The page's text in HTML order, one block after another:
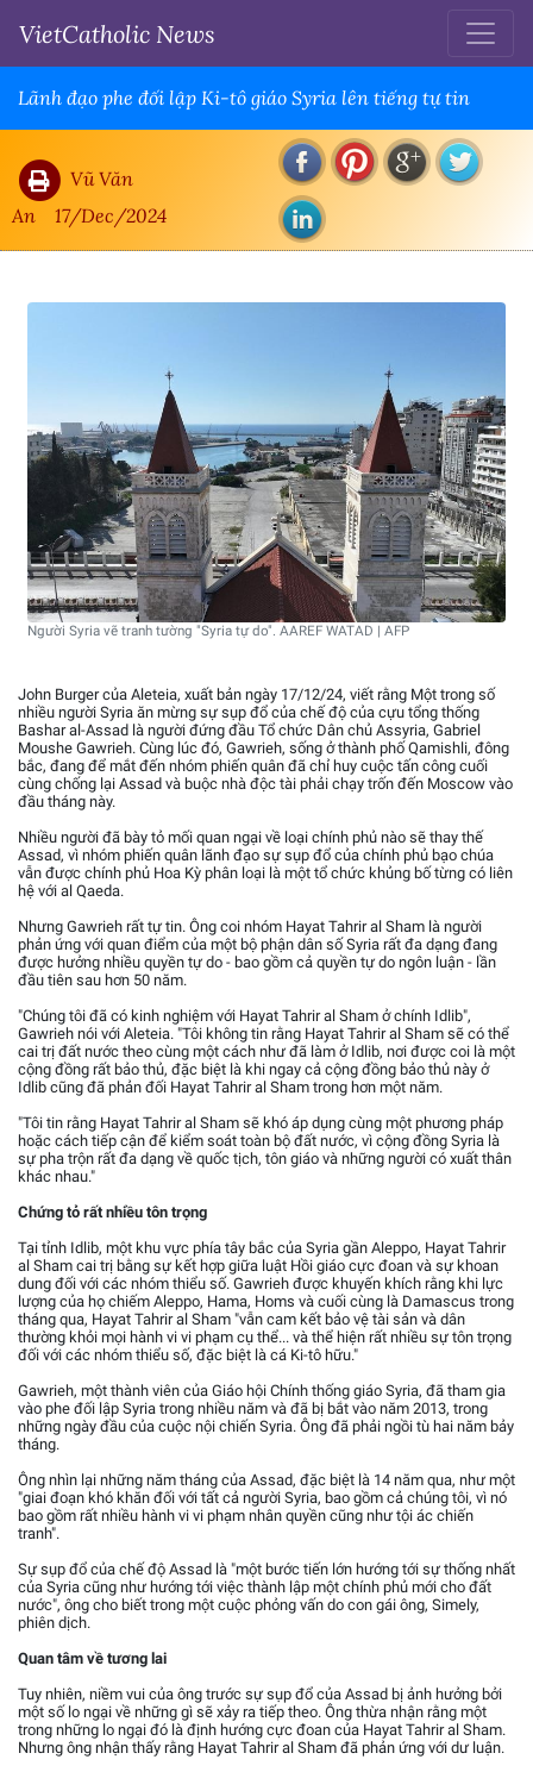
VietCatholic News
Lãnh đạo phe đối lập Ki-tô giáo Syria lên tiếng tự tin
Vũ Văn
An
17/Dec/2024
Người Syria vẽ tranh tường "Syria tự do". AAREF WATAD | AFP
John Burger của Aleteia, xuất bản ngày 17/12/24, viết rằng Một trong số
nhiều người Syria ăn mừng sự sụp đổ của chế độ của cựu tổng thống
Bashar al-Assad là người đứng đầu Tổ chức Dân chủ Assyria, Gabriel
Moushe Gawrieh. Cùng lúc đó, Gawrieh, sống ở thành phố Qamishli, đông
bắc, đang để mắt đến nhóm phiến quân đã chỉ huy cuộc tấn công cuối
cùng chống lại Assad và buộc nhà độc tài phải chạy trốn đến Moscow vào
đầu tháng này.
Nhiều người đã bày tỏ mối quan ngại về loại chính phủ nào sẽ thay thế
Assad, vì nhóm phiến quân lãnh đạo sự sụp đổ của chính phủ bạo chúa
vẫn được chính phủ Hoa Kỳ phân loại là một tổ chức khủng bố từng có liên
hệ với al Qaeda.
Nhưng Gawrieh rất tự tin. Ông coi nhóm Hayat Tahrir al Sham là người
phản ứng với quan điểm của một bộ phận dân số Syria rất đa dạng đang
được hưởng nhiều quyền tự do - bao gồm cả quyền tự do ngôn luận - lần
đầu tiên sau hơn 50 năm.
"Chúng tôi đã có kinh nghiệm với Hayat Tahrir al Sham ở chính Idlib",
Gawrieh nói với Aleteia. "Tôi không tin rằng Hayat Tahrir al Sham sẽ có thể
cai trị đất nước theo cùng một cách như đã làm ở Idlib, nơi được coi là một
cộng đồng rất bảo thủ, đặc biệt là khi ngay cả cộng đồng bảo thủ này ở
Idlib cũng đã phản đối Hayat Tahrir al Sham trong hơn một năm.
"Tôi tin rằng Hayat Tahrir al Sham sẽ khó áp dụng cùng một phương pháp
hoặc cách tiếp cận để kiểm soát toàn bộ đất nước, vì cộng đồng Syria là
sự pha trộn rất đa dạng về quốc tịch, tôn giáo và những người có xuất thân
khác nhau."
Chứng tỏ rất nhiều tôn trọng
Tại tỉnh Idlib, một khu vực phía tây bắc của Syria gần Aleppo, Hayat Tahrir
al Sham cai trị bằng sự kết hợp giữa luật Hồi giáo cực đoan và sự khoan
dung đối với các nhóm thiểu số. Gawrieh được khuyến khích rằng khi lực
lượng của họ chiếm Aleppo, Hama, Homs và cuối cùng là Damascus trong
tháng qua, Hayat Tahrir al Sham "vẫn cam kết bảo vệ tài sản và dân
thường khỏi mọi hành vi vi phạm cụ thể... và thể hiện rất nhiều sự tôn trọng
đối với các nhóm thiểu số, đặc biệt là cá Ki-tô hữu."
Gawrieh, một thành viên của Giáo hội Chính thống giáo Syria, đã tham gia
vào phe đối lập Syria trong nhiều năm và đã bị bắt vào năm 2013, trong
những ngày đầu của cuộc nội chiến Syria. Ông đã phải ngồi tù hai năm bảy
tháng.
Ông nhìn lại những năm tháng của Assad, đặc biệt là 14 năm qua, như một
"giai đoạn khó khăn đối với tất cả người Syria, bao gồm cả chúng tôi, vì nó
bao gồm rất nhiều hành vi vi phạm nhân quyền cũng như tội ác chiến
tranh".
Sự sụp đổ của chế độ Assad là "một bước tiến lớn hướng tới sự thống nhất
của Syria cũng như hướng tới việc thành lập một chính phủ mới cho đất
nước", ông cho biết trong một cuộc phỏng vấn do con gái ông, Simely,
phiên dịch.
Quan tâm về tương lai
Tuy nhiên, niềm vui của ông trước sự sụp đổ của Assad bị ảnh hưởng bởi
một số lo ngại về những gì sẽ xảy ra tiếp theo. Ông thừa nhận rằng một
trong những lo ngại đó là định hướng cực đoan của Hayat Tahrir al Sham.
Nhưng ông nhận thấy rằng Hayat Tahrir al Sham đã phản ứng với dư luận.